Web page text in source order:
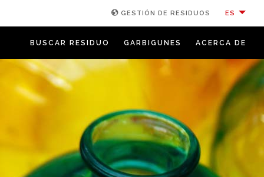
GESTIÓN DE RESIDUOS ES
BUSCAR RESIDUO GARBIGUNES ACERCA DE